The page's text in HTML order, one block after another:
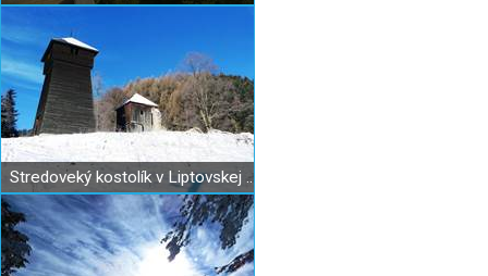
Stredoveký kostolík v Liptovskej Anne